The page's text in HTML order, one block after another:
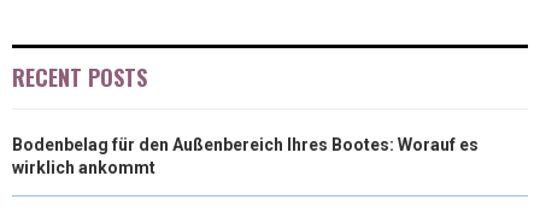
RECENT POSTS
Bodenbelag für den Außenbereich Ihres Bootes: Worauf es
wirklich ankommt